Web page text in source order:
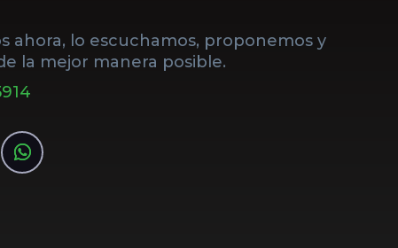
ahora, lo escuchamos, proponemos y
la mejor manera posible.